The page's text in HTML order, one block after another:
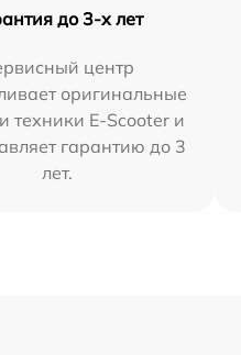
до 3-х лет
центр
оригинальные
техники E-Scooter и
гарантию до 3
лет.